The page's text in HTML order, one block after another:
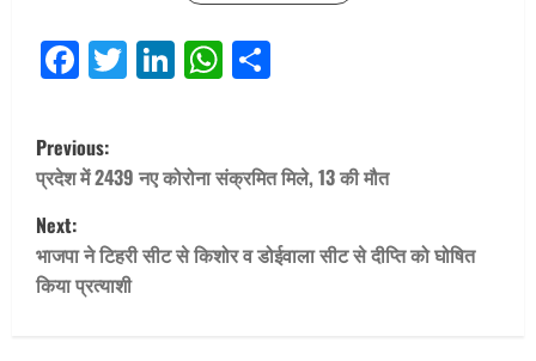
Facebook
Twitter
LinkedIn
WhatsApp
P
o
s
t
Previous:
प्रदेश में 2439 नए कोरोना संक्रमित मिले, 13 की मौत
Next:
भाजपा ने टिहरी सीट से किशोर व डोईवाला सीट से दीप्ति को घोषित
किया प्रत्याशी